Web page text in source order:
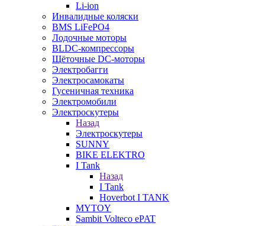
Li-ion
Инвалидные коляски
BMS LiFePO4
Лодочные моторы
BLDC-компрессоры
Щёточные DC-моторы
Электробагги
Электросамокаты
Гусеничная техника
Электромобили
Электроскутеры
Назад
Электроскутеры
SUNNY
BIKE ELEKTRO
I Tank
Назад
I Tank
Hoverbot I TANK
MYTOY
Sambit Volteco ePAT